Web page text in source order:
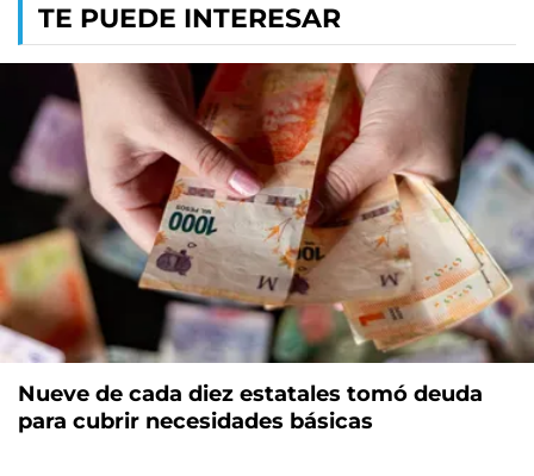
TE PUEDE INTERESAR
Nueve de cada diez estatales tomó deuda
para cubrir necesidades básicas